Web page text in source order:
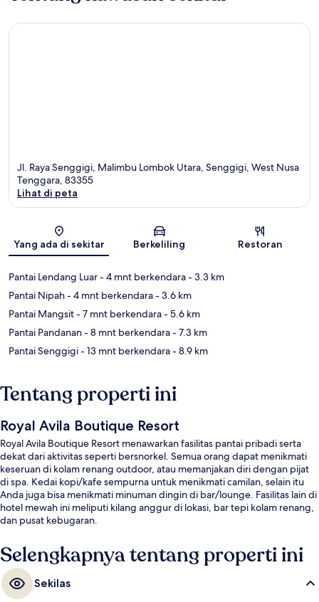
Jl. Raya Senggigi, Malimbu Lombok Utara, Senggigi, West Nusa
Tenggara, 83355
Lihat di peta
Yang ada di sekitar Berkeliling Restoran
Pantai Lendang Luar- 4 mnt berkendara- 3.3 km
Pantai Nipah- 4 mnt berkendara- 3.6 km
Pantai Mangsit- 7 mnt berkendara- 5.6 km
Pantai Pandanan- 8 mnt berkendara- 7.3 km
Pantai Senggigi- 13 mnt berkendara- 8.9 km
Tentang properti ini
Royal Avila Boutique Resort
Royal Avila Boutique Resort menawarkan fasilitas pantai pribadi serta
dekat dari aktivitas seperti bersnorkel. Semua orang dapat menikmati
keseruan di kolam renang outdoor, atau memanjakan diri dengan pijat
di spa. Kedai kopi/kafe sempurna untuk menikmati camilan, selain itu
Anda juga bisa menikmati minuman dingin di bar/lounge. Fasilitas lain di
hotel mewah ini meliputi kilang anggur di lokasi, bar tepi kolam renang,
dan pusat kebugaran.
Selengkapnya tentang properti ini
Sekilas